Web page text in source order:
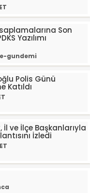
Son
Yazılımı
gundemi
Polis Günü
Katıldı
ve İlçe Başkanlarıyla
İzledi